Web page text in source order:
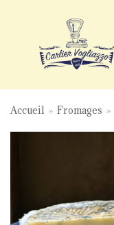
contenu
Accueil » Fromages »